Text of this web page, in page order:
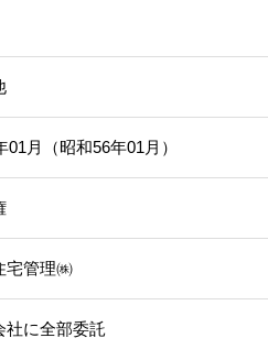
01月（昭和56年01月）
宅管理㈱
社に全部委託